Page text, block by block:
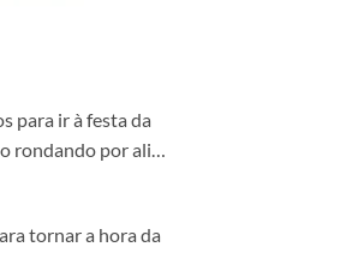
para ir à festa da
rondando por ali…
tornar a hora da